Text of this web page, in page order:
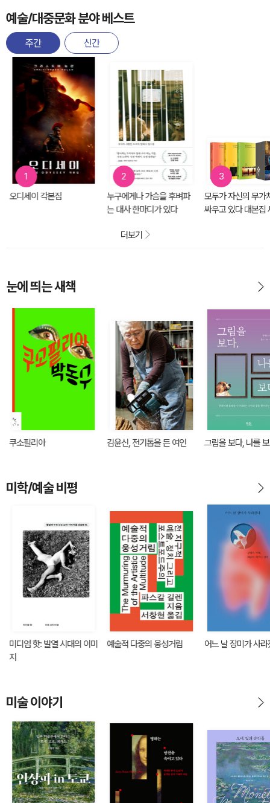
예술/대중문화 분야 베스트
주간 신간
1
오디세이 각본집
2
누구에게나 가슴을 후벼파
는 대사 한마디가 있다
3
모두가 자신의 무가
싸우고 있다 대본집
더보기
눈에 띄는 새책
쿠소필리아 김윤신, 전기톱을 든 여인 그림을 보다, 나를
미학/예술 비평
미디엄 핫: 발열 시대의 이미
지
예술적 다중의 웅성거림 어느 날 장미가 사라
미술 이야기